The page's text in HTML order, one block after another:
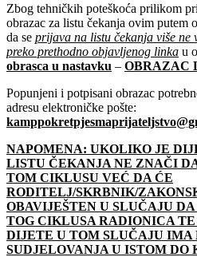
Zbog tehničkih poteškoća prilikom
obrazac za listu čekanja ovim putem
da se prijava na listu čekanja više ne
preko prethodno objavljenog linka u
obrasca u nastavku – OBRAZAC
Popunjeni i potpisani obrazac
adresu elektroničke pošte:
NAPOMENA: UKOLIKO JE
LISTU ČEKANJA NE ZNAČI
TOM CIKLUSU VEĆ DA ĆE
RODITELJ/SKRBNIK/
OBAVIJEŠTEN U SLUČAJU
TOG CIKLUSA RADIONICA
DIJETE U TOM SLUČAJU IMA
SUDJELOVANJA U ISTOM DO